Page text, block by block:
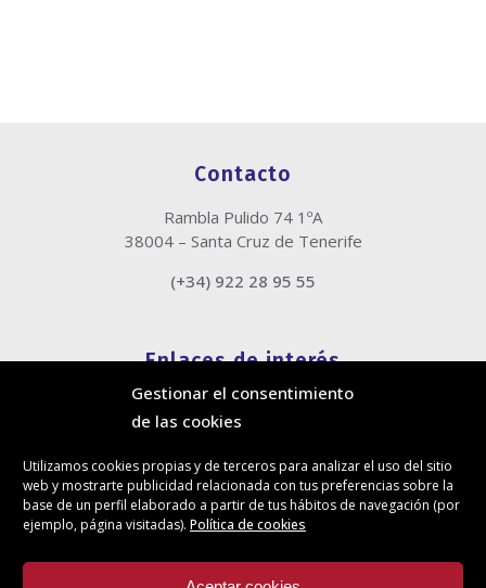
Gestionar el consentimiento
de las cookies
Utilizamos cookies propias y de terceros para analizar el uso del sitio
web y mostrarte publicidad relacionada con tus preferencias sobre la
base de un perfil elaborado a partir de tus hábitos de navegación (por
ejemplo, página visitadas). Política de cookies
Contacto
Rambla Pulido 74 1ºA
38004 – Santa Cruz de Tenerife
(+34) 922 28 95 55
Enlaces de interés
Política de cookies
Política de privacidad
Canal de denuncias
Protección de privacidad en redes sociales
Síguenos